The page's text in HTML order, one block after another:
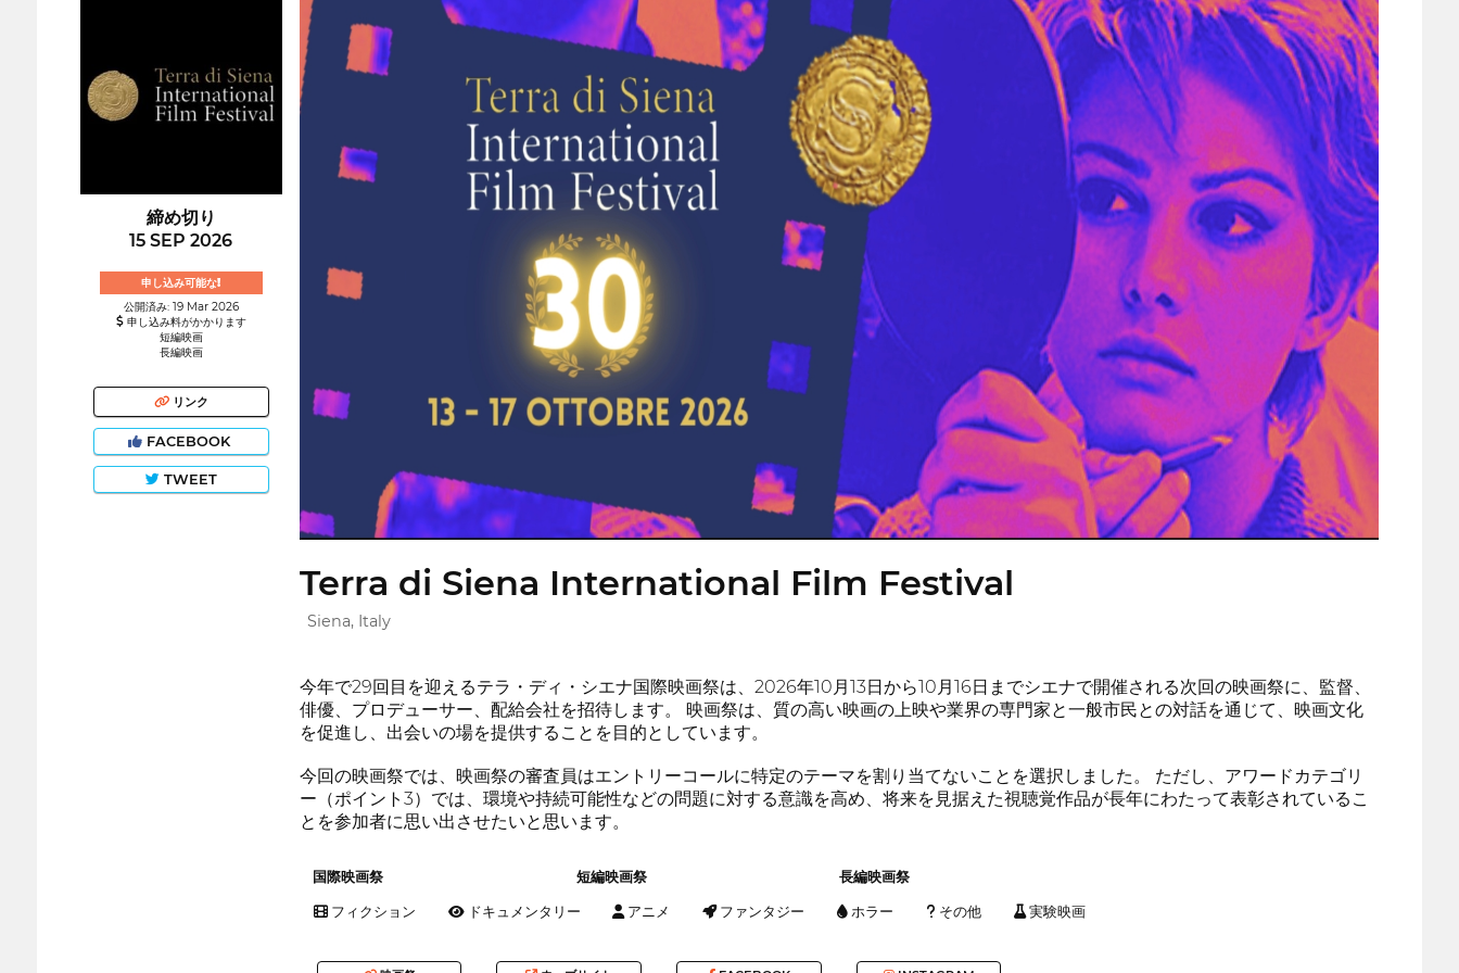
締め切り
15 SEP 2026
申し込み可能な!
公開済み: 19 Mar 2026
申し込み料がかかります
短編映画
長編映画
リンク
FACEBOOK
TWEET
Terra di Siena International Film Festival
Siena, Italy
今年で29回目を迎えるテラ・ディ・シエナ国際映画祭は、2026年10月13日から10月16日までシエナで開催される次回の映画祭に、監督、
俳優、プロデューサー、配給会社を招待します。 映画祭は、質の高い映画の上映や業界の専門家と一般市民との対話を通じて、映画文化
を促進し、出会いの場を提供することを目的としています。
今回の映画祭では、映画祭の審査員はエントリーコールに特定のテーマを割り当てないことを選択しました。 ただし、アワードカテゴリ
ー（ポイント3）では、環境や持続可能性などの問題に対する意識を高め、将来を見据えた視聴覚作品が長年にわたって表彰されているこ
とを参加者に思い出させたいと思います。
国際映画祭 短編映画祭 長編映画祭
フィクション ドキュメンタリー アニメ ファンタジー ホラー その他 実験映画